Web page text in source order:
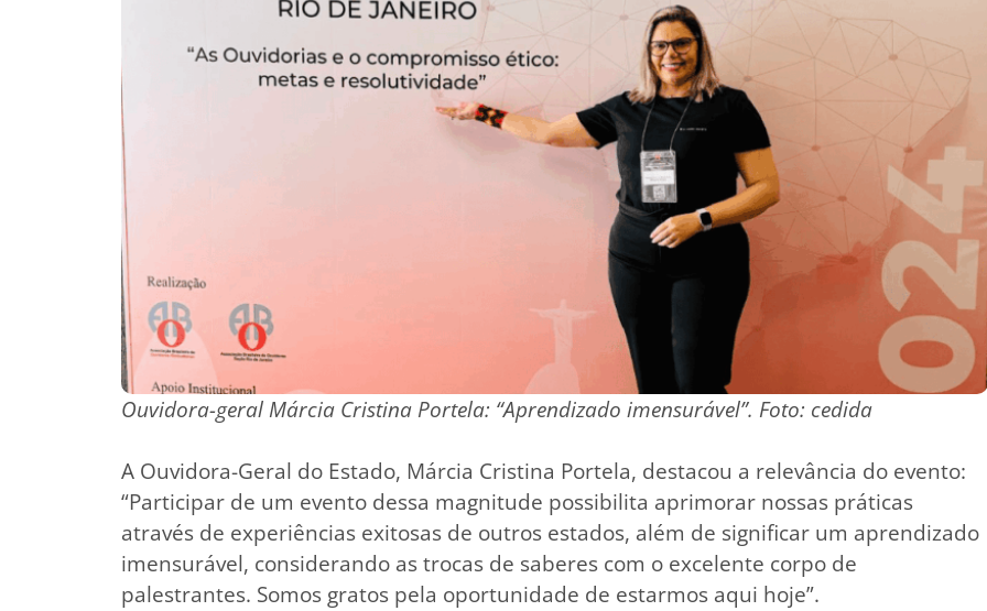
Ouvidora-geral Márcia Cristina Portela: “Aprendizado imensurável”. Foto: cedida
A Ouvidora-Geral do Estado, Márcia Cristina Portela, destacou a relevância do evento:
“Participar de um evento dessa magnitude possibilita aprimorar nossas práticas
através de experiências exitosas de outros estados, além de significar um aprendizado
imensurável, considerando as trocas de saberes com o excelente corpo de
palestrantes. Somos gratos pela oportunidade de estarmos aqui hoje”.